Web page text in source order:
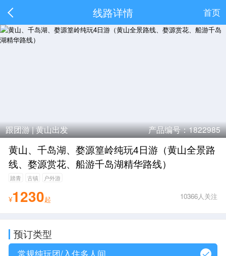
线路详情 首页
跟团游 |黄山出发 产品编号：1822985
黄山、千岛湖、婺源篁岭纯玩4日游（黄山全景路
线、婺源赏花、船游千岛湖精华路线）
踏青 古镇 户外游
¥1230起 10366人关注
预订类型